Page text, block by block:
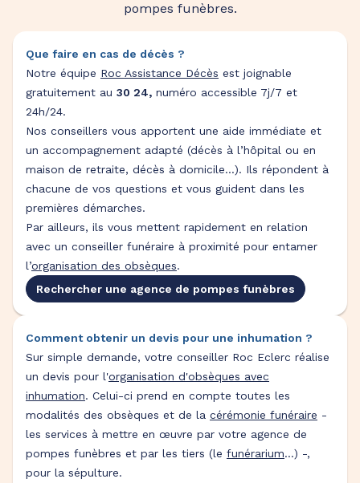
pompes funèbres.
Que faire en cas de décès ?
Notre équipe Roc Assistance Décès est joignable
gratuitement au 30 24, numéro accessible 7j/7 et
24h/24.
Nos conseillers vous apportent une aide immédiate et
un accompagnement adapté (décès à l’hôpital ou en
maison de retraite, décès à domicile…). Ils répondent à
chacune de vos questions et vous guident dans les
premières démarches.
Par ailleurs, ils vous mettent rapidement en relation
avec un conseiller funéraire à proximité pour entamer
l’organisation des obsèques.
Rechercher une agence de pompes funèbres
Comment obtenir un devis pour une inhumation ?
Sur simple demande, votre conseiller Roc Eclerc réalise
un devis pour l'organisation d'obsèques avec
inhumation. Celui-ci prend en compte toutes les
modalités des obsèques et de la cérémonie funéraire -
les services à mettre en œuvre par votre agence de
pompes funèbres et par les tiers (le funérarium...) -,
pour la sépulture.